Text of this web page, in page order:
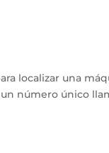
localizar una
número único